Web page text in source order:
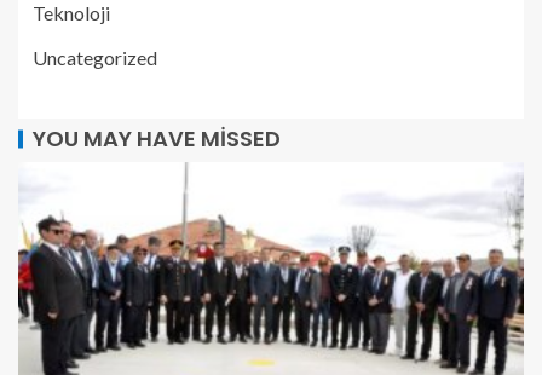
Teknoloji
Uncategorized
YOU MAY HAVE MISSED